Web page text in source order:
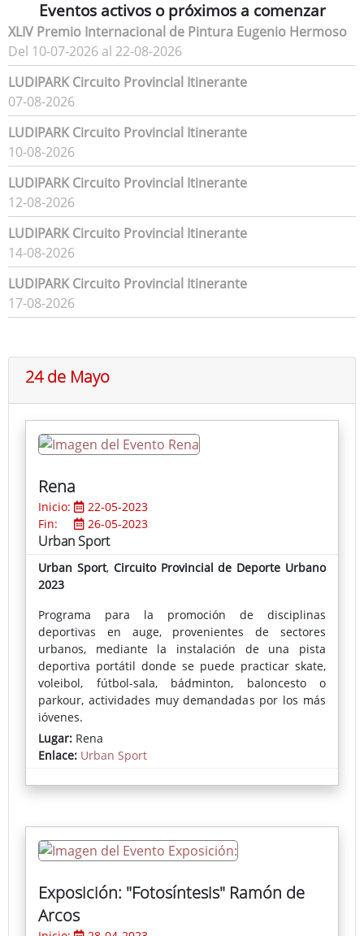
Eventos activos o próximos a comenzar
XLIV Premio Internacional de Pintura Eugenio Hermoso
Del 10-07-2026 al 22-08-2026
LUDIPARK Circuito Provincial Itinerante
07-08-2026
LUDIPARK Circuito Provincial Itinerante
10-08-2026
LUDIPARK Circuito Provincial Itinerante
12-08-2026
LUDIPARK Circuito Provincial Itinerante
14-08-2026
LUDIPARK Circuito Provincial Itinerante
17-08-2026
24 de Mayo
Rena
Inicio:
22-05-2023
Fin:
26-05-2023
Urban Sport
Urban Sport, Circuito Provincial de Deporte Urbano
2023
Programa para la promoción de disciplinas
deportivas en auge, provenientes de sectores
urbanos, mediante la instalación de una pista
deportiva portátil donde se puede practicar skate,
voleibol, fútbol-sala, bádminton, baloncesto o
parkour, actividades muy demandadas por los más
jóvenes.
Lugar: Rena
Enlace: Urban Sport
Exposición: "Fotosíntesis" Ramón de
Arcos